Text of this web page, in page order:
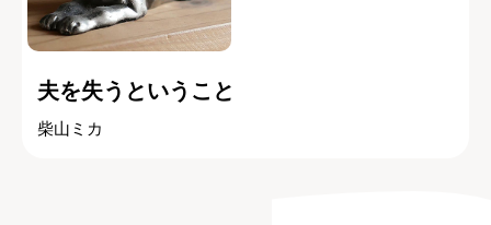
夫を失うということ
柴山ミカ